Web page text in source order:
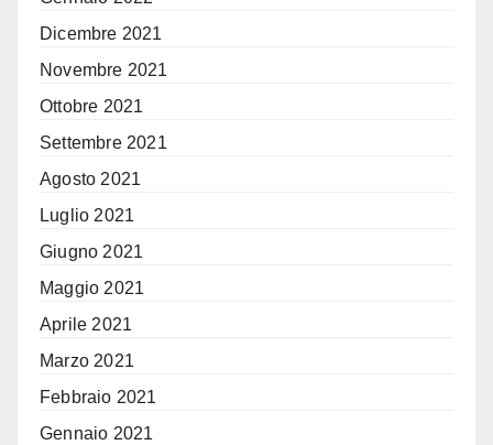
Dicembre 2021
Novembre 2021
Ottobre 2021
Settembre 2021
Agosto 2021
Luglio 2021
Giugno 2021
Maggio 2021
Aprile 2021
Marzo 2021
Febbraio 2021
Gennaio 2021